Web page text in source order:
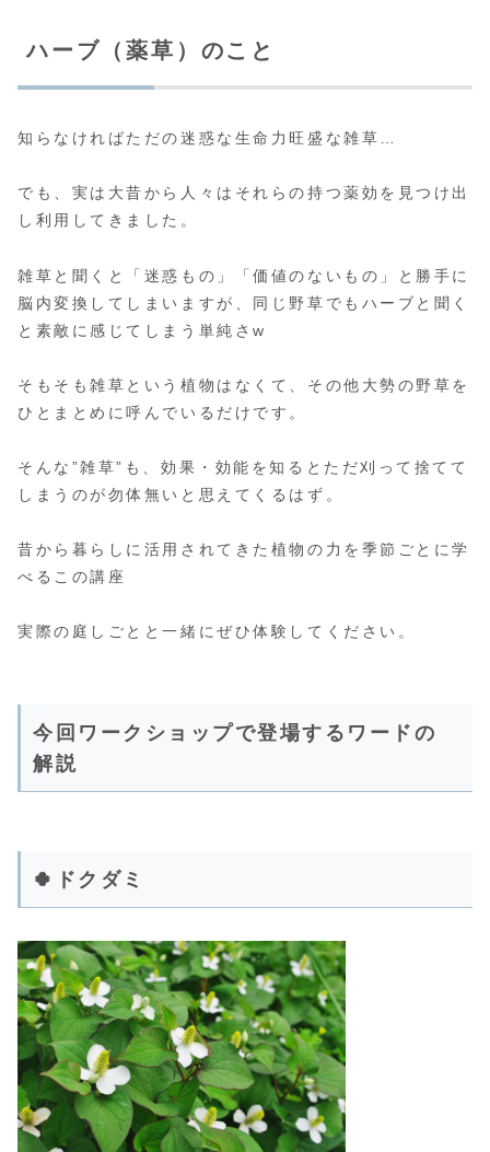
ハーブ（薬草）のこと
知らなければただの迷惑な生命力旺盛な雑草…
でも、実は大昔から人々はそれらの持つ薬効を見つけ出
し利用してきました。
雑草と聞くと「迷惑もの」「価値のないもの」と勝手に
脳内変換してしまいますが、同じ野草でもハーブと聞く
と素敵に感じてしまう単純さw
そもそも雑草という植物はなくて、その他大勢の野草を
ひとまとめに呼んでいるだけです。
そんな”雑草”も、効果・効能を知るとただ刈って捨てて
しまうのが勿体無いと思えてくるはず。
昔から暮らしに活用されてきた植物の力を季節ごとに学
べるこの講座
実際の庭しごとと一緒にぜひ体験してください。
今回ワークショップで登場するワードの
解説
🍀ドクダミ